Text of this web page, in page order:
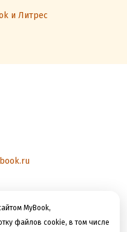
MyBook,
файлов cookie, в том числе
и Литрес